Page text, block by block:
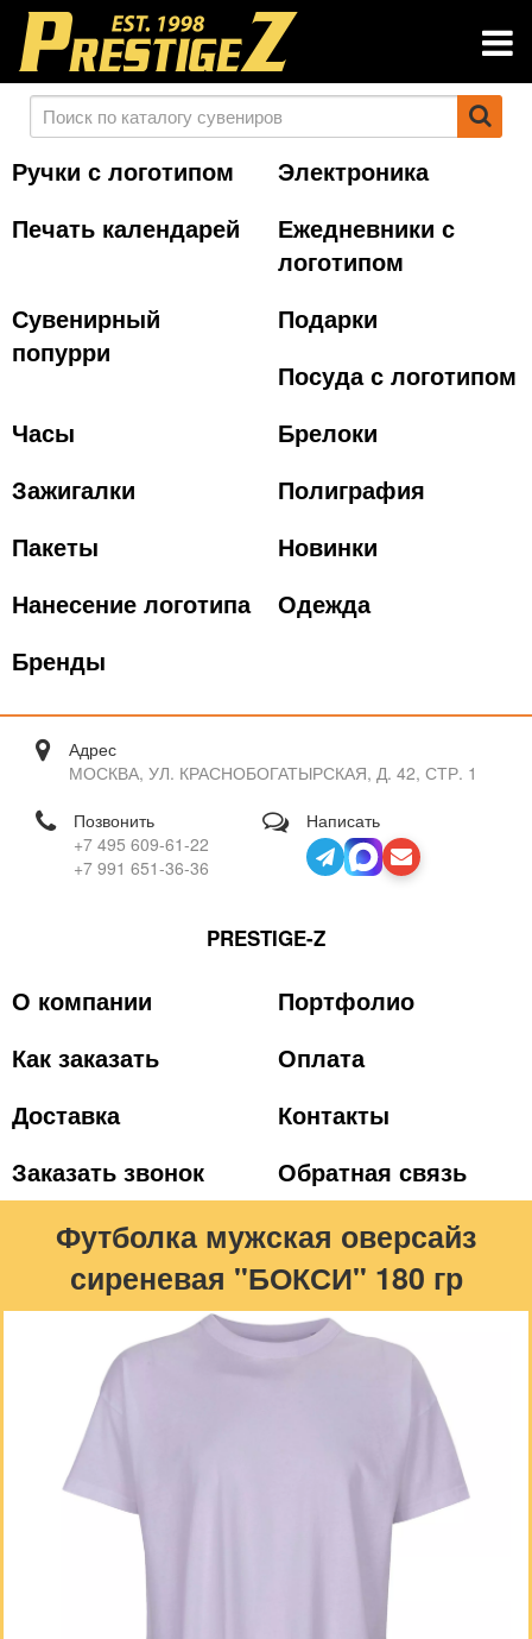
Ручки с логотипом
Электроника
Печать календарей
Ежедневники с
логотипом
Сувенирный
попурри
Подарки
Посуда с логотипом
Часы
Брелоки
Зажигалки
Полиграфия
Пакеты
Новинки
Нанесение логотипа
Одежда
Бренды
Адрес
МОСКВА, УЛ. КРАСНОБОГАТЫРСКАЯ, Д. 42, СТР. 1
Позвонить
+7 495 609-61-22
+7 991 651-36-36
Написать
PRESTIGE-Z
О компании
Портфолио
Как заказать
Оплата
Доставка
Контакты
Заказать звонок
Обратная связь
Футболка мужская оверсайз
сиреневая "БОКСИ" 180 гр